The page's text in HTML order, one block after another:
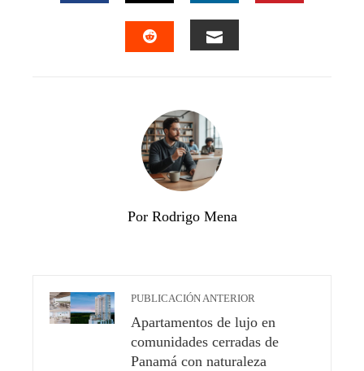
FACEBOOKTWITTERLINKEDIN
Por Rodrigo Mena
PUBLICACIÓN ANTERIOR
Apartamentos de lujo en
comunidades cerradas de
Panamá con naturaleza